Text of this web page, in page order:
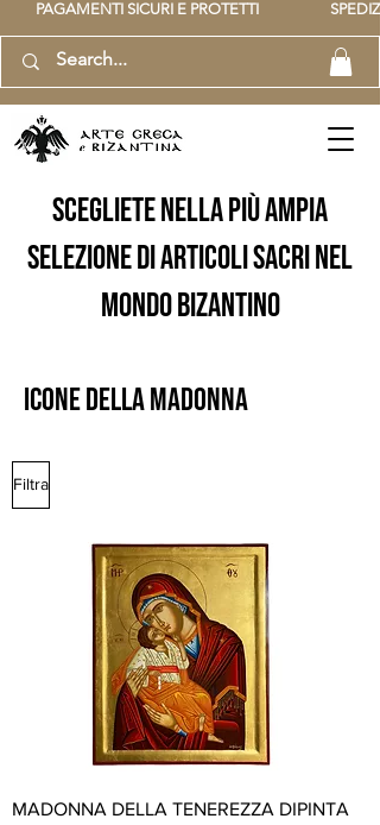
PAGAMENTI SICURI E PROTETTI
scegliete nella più ampia
selezione di articoli sacri nel
mondo bizantino
icone della madonna
Filtra
MADONNA DELLA TENEREZZA DIPINTA